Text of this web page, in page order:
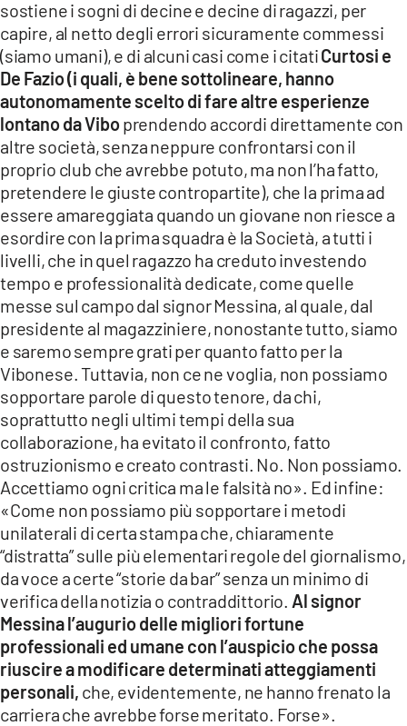
sostiene i sogni di decine e decine di ragazzi, per
capire, al netto degli errori sicuramente commessi
(siamo umani), e di alcuni casi come i citatiCurtosi e
De Fazio (i quali, è bene sottolineare, hanno
autonomamente scelto di fare altre esperienze
lontano da Viboprendendo accordi direttamente con
altre società, senza neppure confrontarsi con il
proprio club che avrebbe potuto, ma non l’ha fatto,
pretendere le giuste contropartite), che la prima ad
essere amareggiata quando un giovane non riesce a
esordire con la prima squadra è la Società, a tutti i
livelli, che in quel ragazzo ha creduto investendo
tempo e professionalità dedicate, come quelle
messe sul campo dal signor Messina, al quale, dal
presidente al magazziniere, nonostante tutto, siamo
e saremo sempre grati per quanto fatto per la
Vibonese. Tuttavia, non ce ne voglia, non possiamo
sopportare parole di questo tenore, da chi,
soprattutto negli ultimi tempi della sua
collaborazione, ha evitato il confronto, fatto
ostruzionismo e creato contrasti. No. Non possiamo.
Accettiamo ogni critica ma le falsità no». Ed infine:
«Come non possiamo più sopportare i metodi
unilaterali di certa stampa che, chiaramente
“distratta” sulle più elementari regole del giornalismo,
da voce a certe “storie da bar” senza un minimo di
verifica della notizia o contraddittorio. Al signor
Messina l’augurio delle migliori fortune
professionali ed umane con l’auspicio che possa
riuscire a modificare determinati atteggiamenti
personali, che, evidentemente, ne hanno frenato la
carriera che avrebbe forse meritato. Forse».